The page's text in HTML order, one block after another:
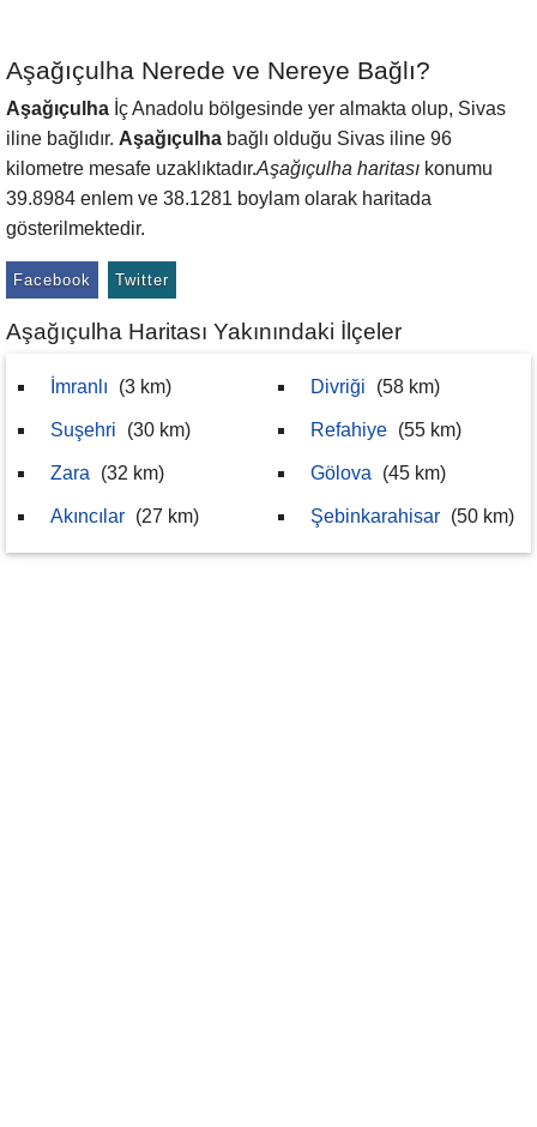
Aşağıçulha Nerede ve Nereye Bağlı?
Aşağıçulha İç Anadolu bölgesinde yer almakta olup, Sivas
iline bağlıdır. Aşağıçulha bağlı olduğu Sivas iline 96
kilometre mesafe uzaklıktadır.Aşağıçulha haritası konumu
39.8984 enlem ve 38.1281 boylam olarak haritada
gösterilmektedir.
Facebook Twitter
Aşağıçulha Haritası Yakınındaki İlçeler
İmranlı (3 km)
Suşehri (30 km)
Zara (32 km)
Akıncılar (27 km)
Divriği (58 km)
Refahiye (55 km)
Gölova (45 km)
Şebinkarahisar (50 km)